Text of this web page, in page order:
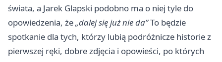
świata, a Jarek Glapski podobno ma o niej tyle do
opowiedzenia, że„dalej się już nie da”To będzie
spotkanie dla tych, którzy lubią podróżnicze historie z
pierwszej ręki, dobre zdjęcia i opowieści, po których